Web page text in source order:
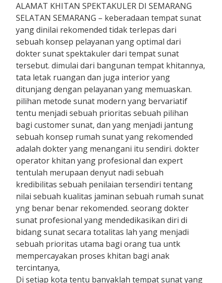
ALAMAT KHITAN SPEKTAKULER DI SEMARANG
SELATAN SEMARANG – keberadaan tempat sunat
yang dinilai rekomended tidak terlepas dari
sebuah konsep pelayanan yang optimal dari
dokter sunat spektakuler dari tempat sunat
tersebut. dimulai dari bangunan tempat khitannya,
tata letak ruangan dan juga interior yang
ditunjang dengan pelayanan yang memuaskan.
pilihan metode sunat modern yang bervariatif
tentu menjadi sebuah prioritas sebuah pilihan
bagi customer sunat, dan yang menjadi jantung
sebuah konsep rumah sunat yang rekomended
adalah dokter yang menangani itu sendiri. dokter
operator khitan yang profesional dan expert
tentulah merupaan denyut nadi sebuah
kredibilitas sebuah penilaian tersendiri tentang
nilai sebuah kualitas jaminan sebuah rumah sunat
yng benar benar rekomended. seorang dokter
sunat profesional yang mendedikasikan diri di
bidang sunat secara totalitas lah yang menjadi
sebuah prioritas utama bagi orang tua untk
mempercayakan proses khitan bagi anak
tercintanya,
Di setiap kota tentu banyaklah tempat sunat yang